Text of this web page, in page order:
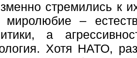
стремились к
миролюбие –
а
Хотя НАТО,